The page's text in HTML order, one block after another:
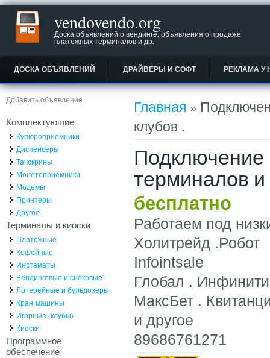
vendovendo.org
Доска объявлений о вендинге, объявления о продаже
платежных терминалов и др.
ДОСКА ОБЪЯВЛЕНИЙ ДРАЙВЕРЫ И СОФТ РЕКЛАМА У
Вы здесь
Главная »
клубов .
терминалов и
бесплатно
Работаем под
Холитрейд .Робот
Infointsale
Глобал .
МаксБет .
и другое
89686761271
Добавить объявление
Комплектующие
Купюроприемники
Диспенсеры
Тачскрины
Монетоприемники
Модемы
Принтеры
Другое
Терминалы и киоски
Платежные
Кофейные
Инстаматы
Вендинговые и снековые
Лотерейные и бульдозеры
Кран-машины
Игорные (клубы)
Киоски
Программное
обеспечение